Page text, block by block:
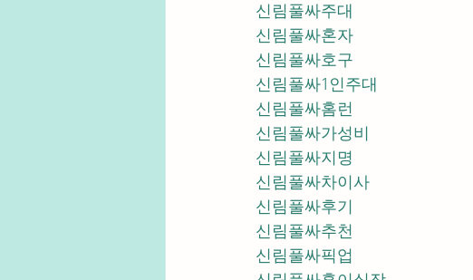
신림풀싸주대
신림풀싸혼자
신림풀싸호구
신림풀싸1인주대
신림풀싸홈런
신림풀싸가성비
신림풀싸지명
신림풀싸차이사
신림풀싸후기
신림풀싸추천